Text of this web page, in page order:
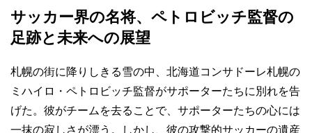
サッカー界の名将、ペトロビッチ監督の
足跡と未来への展望
札幌の街に降りしきる雪の中、北海道コンサドーレ札幌の
ミハイロ・ペトロビッチ監督がサポーターたちに別れを告
げた。彼がチームを去ることで、サポーターたちの心には
一抹の寂しさが漂う。しかし、彼の攻撃的サッカーの遺産